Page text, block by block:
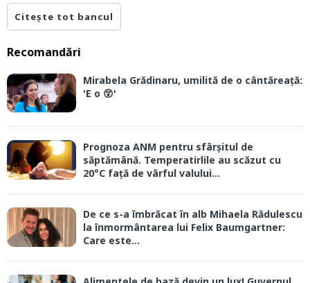
Citește tot bancul
Recomandări
Mirabela Grădinaru, umilită de o cântăreață:
'E o 😲'
Prognoza ANM pentru sfârșitul de
săptămână. Temperatirlile au scăzut cu
20°C față de vârful valului...
De ce s-a îmbrăcat în alb Mihaela Rădulescu
la înmormântarea lui Felix Baumgartner:
Care este...